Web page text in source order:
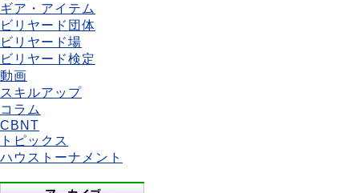
ギア・アイテム
ビリヤード団体
ビリヤード場
ビリヤード検定
動画
スキルアップ
コラム
CBNT
トピックス
ハウストーナメント